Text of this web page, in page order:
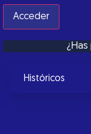
Históricos